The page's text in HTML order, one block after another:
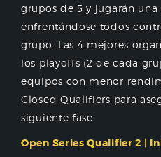
grupos de 5 y jugarán una
enfrentándose todos
grupo. Las 4 mejores
los playoffs (2 de cada
equipos con menor
Closed Qualifiers para
siguiente fase.
Open Series Qualifier 2 |